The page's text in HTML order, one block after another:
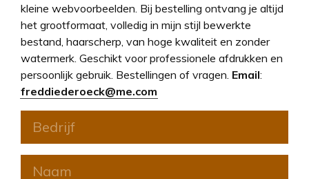
kleine webvoorbeelden. Bij bestelling ontvang je altijd
het grootformaat, volledig in mijn stijl bewerkte
bestand, haarscherp, van hoge kwaliteit en zonder
watermerk. Geschikt voor professionele afdrukken en
persoonlijk gebruik. Bestellingen of vragen. Email:
freddiederoeck@me.com